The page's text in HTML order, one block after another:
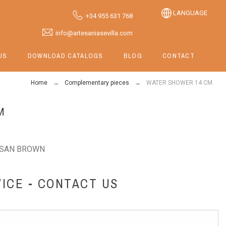
+34 955 631 768
info@artesaniasevilla.com
LANGUAGE
DOWNLOAD CATALOGS BLOG CONTACT
Home Complementary pieces WATER SHOWER 14 CM
BROWN
- CONTACT US